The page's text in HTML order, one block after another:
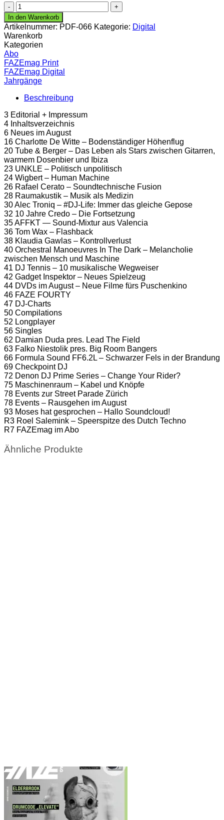
4,20 €0,99 €.
FAZEmag
066
/
August
2017
(PDF)
Menge
In den Warenkorb
Artikelnummer: PDF-066 Kategorie: Digital
Warenkorb
Kategorien
Abo
FAZEmag Print
FAZEmag Digital
Jahrgänge
Beschreibung
3 Editorial + Impressum
4 Inhaltsverzeichnis
6 Neues im August
16 Charlotte De Witte – Bodenständiger Höhenflug
20 Tube & Berger – Das Leben als Stars zwischen Gitarren,
warmem Dosenbier und Ibiza
23 UNKLE – Politisch unpolitisch
24 Wigbert – Human Machine
26 Rafael Cerato – Soundtechnische Fusion
28 Raumakustik – Musik als Medizin
30 Alec Troniq – #DJ-Life: Immer das gleiche Gepose
32 10 Jahre Credo – Die Fortsetzung
35 AFFKT — Sound-Mixtur aus Valencia
36 Tom Wax – Flashback
38 Klaudia Gawlas – Kontrollverlust
40 Orchestral Manoeuvres In The Dark – Melancholie
zwischen Mensch und Maschine
41 DJ Tennis – 10 musikalische Wegweiser
42 Gadget Inspektor – Neues Spielzeug
44 DVDs im August – Neue Filme fürs Puschenkino
46 FAZE FOURTY
47 DJ-Charts
50 Compilations
52 Longplayer
56 Singles
62 Damian Duda pres. Lead The Field
63 Falko Niestolik pres. Big Room Bangers
66 Formula Sound FF6.2L – Schwarzer Fels in der Brandung
69 Checkpoint DJ
72 Denon DJ Prime Series – Change Your Rider?
75 Maschinenraum – Kabel und Knöpfe
78 Events zur Street Parade Zürich
78 Events – Rausgehen im August
93 Moses hat gesprochen – Hallo Soundcloud!
R3 Roel Salemink – Speerspitze des Dutch Techno
R7 FAZEmag im Abo
Ähnliche Produkte